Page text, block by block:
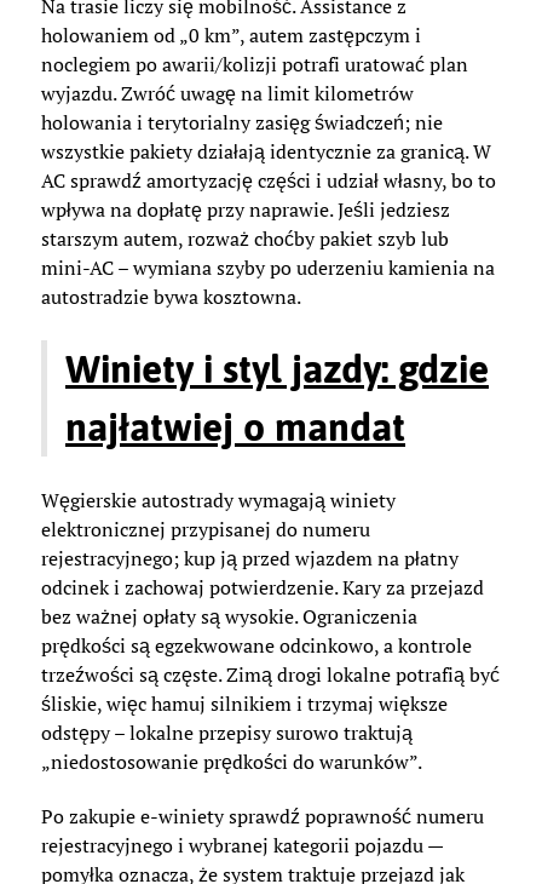
Na trasie liczy się mobilność. Assistance z
holowaniem od „0 km”, autem zastępczym i
noclegiem po awarii/kolizji potrafi uratować plan
wyjazdu. Zwróć uwagę na limit kilometrów
holowania i terytorialny zasięg świadczeń; nie
wszystkie pakiety działają identycznie za granicą. W
AC sprawdź amortyzację części i udział własny, bo to
wpływa na dopłatę przy naprawie. Jeśli jedziesz
starszym autem, rozważ choćby pakiet szyb lub
mini-AC – wymiana szyby po uderzeniu kamienia na
autostradzie bywa kosztowna.
Winiety i styl jazdy: gdzie
najłatwiej o mandat
Węgierskie autostrady wymagają winiety
elektronicznej przypisanej do numeru
rejestracyjnego; kup ją przed wjazdem na płatny
odcinek i zachowaj potwierdzenie. Kary za przejazd
bez ważnej opłaty są wysokie. Ograniczenia
prędkości są egzekwowane odcinkowo, a kontrole
trzeźwości są częste. Zimą drogi lokalne potrafią być
śliskie, więc hamuj silnikiem i trzymaj większe
odstępy – lokalne przepisy surowo traktują
„niedostosowanie prędkości do warunków”.
Po zakupie e-winiety sprawdź poprawność numeru
rejestracyjnego i wybranej kategorii pojazdu —
pomyłka oznacza, że system traktuje przejazd jak